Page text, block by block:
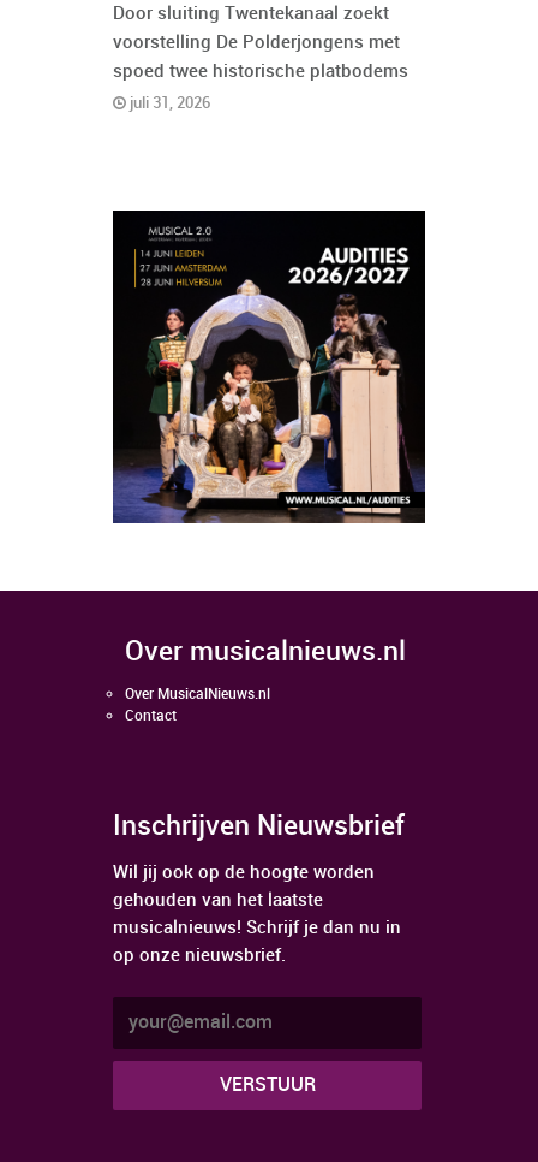
Door sluiting Twentekanaal zoekt
voorstelling De Polderjongens met
spoed twee historische platbodems
juli 31, 2026
over musicalnieuws.nl
Over MusicalNieuws.nl
Contact
Inschrijven Nieuwsbrief
Wil jij ook op de hoogte worden
gehouden van het laatste
musicalnieuws! Schrijf je dan nu in
op onze nieuwsbrief.